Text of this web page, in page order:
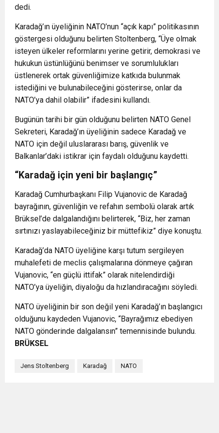
dedi.
Karadağ’ın üyeliğinin NATO’nun “açık kapı” politikasının
göstergesi olduğunu belirten Stoltenberg, “Üye olmak
isteyen ülkeler reformlarını yerine getirir, demokrasi ve
hukukun üstünlüğünü benimser ve sorumlulukları
üstlenerek ortak güvenliğimize katkıda bulunmak
istediğini ve bulunabileceğini gösterirse, onlar da
NATO’ya dahil olabilir” ifadesini kullandı.
Bugünün tarihi bir gün olduğunu belirten NATO Genel
Sekreteri, Karadağ’ın üyeliğinin sadece Karadağ ve
NATO için değil uluslararası barış, güvenlik ve
Balkanlar’daki istikrar için faydalı olduğunu kaydetti.
“Karadağ için yeni bir başlangıç”
Karadağ Cumhurbaşkanı Filip Vujanovic de Karadağ
bayrağının, güvenliğin ve refahın sembolü olarak artık
Brüksel’de dalgalandığını belirterek, “Biz, her zaman
sırtınızı yaslayabileceğiniz bir müttefikiz” diye konuştu.
Karadağ’da NATO üyeliğine karşı tutum sergileyen
muhalefeti de meclis çalışmalarına dönmeye çağıran
Vujanovic, “en güçlü ittifak” olarak nitelendirdiği
NATO’ya üyeliğin, diyaloğu da hızlandıracağını söyledi.
NATO üyeliğinin bir son değil yeni Karadağ’ın başlangıcı
olduğunu kaydeden Vujanovic, “Bayrağımız ebediyen
NATO gönderinde dalgalansın” temennisinde bulundu.
BRÜKSEL
Jens Stoltenberg Karadağ NATO